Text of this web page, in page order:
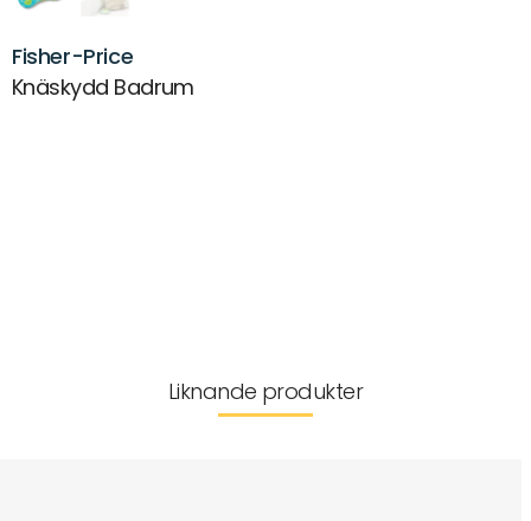
Fisher-Price
Knäskydd Badrum
Liknande produkter